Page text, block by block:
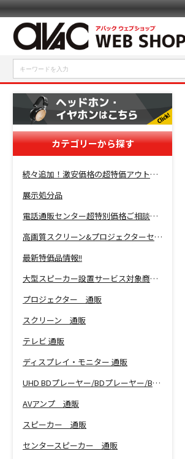
カテゴリーから探す
続々追加！激安価格の超特価アウトレットセール開催！
展示処分品
電話通販センター超特別価格ご相談コーナー！
高画質スクリーン&プロジェクターセット超特価！
最新特価品情報!!
大型スピーカー設置サービス対象商品！
プロジェクター 通販
スクリーン 通販
テレビ 通販
ディスプレイ・モニター 通販
UHD BDプレーヤー/BDプレーヤー/BDレコーダー 通販
AVアンプ 通販
スピーカー 通販
センタースピーカー 通販